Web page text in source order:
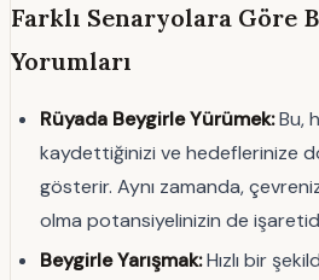
Farklı Senaryolara Göre
Yorumları
Rüyada Beygirle Yürümek:Bu,
kaydettiğinizi ve hedeflerinize
gösterir. Aynı zamanda,
olma potansiyelinizin de
Beygirle Yarışmak:Hızlı bir